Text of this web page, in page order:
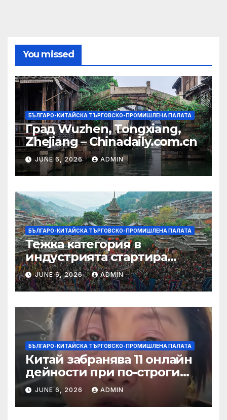
You missed
БЪЛГАРО-КИТАЙСКА ТЪРГОВСКО-ПРОМИШЛЕНА ПАЛАТА
Град Wuzhen, Tongxiang,
Zhejiang – Chinadaily.com.cn
JUNE 6, 2026 ADMIN
БЪЛГАРО-КИТАЙСКА ТЪРГОВСКО-ПРОМИШЛЕНА ПАЛАТА
Тежка категория в
индустрията стартира
алианс за космическа
слънчева енергия
JUNE 6, 2026 ADMIN
БЪЛГАРО-КИТАЙСКА ТЪРГОВСКО-ПРОМИШЛЕНА ПАЛАТА
Китай забранява 11 онлайн
дейности при по-строги
правила за ограничаване на
слуховете и
кибернасилниците
JUNE 6, 2026 ADMIN